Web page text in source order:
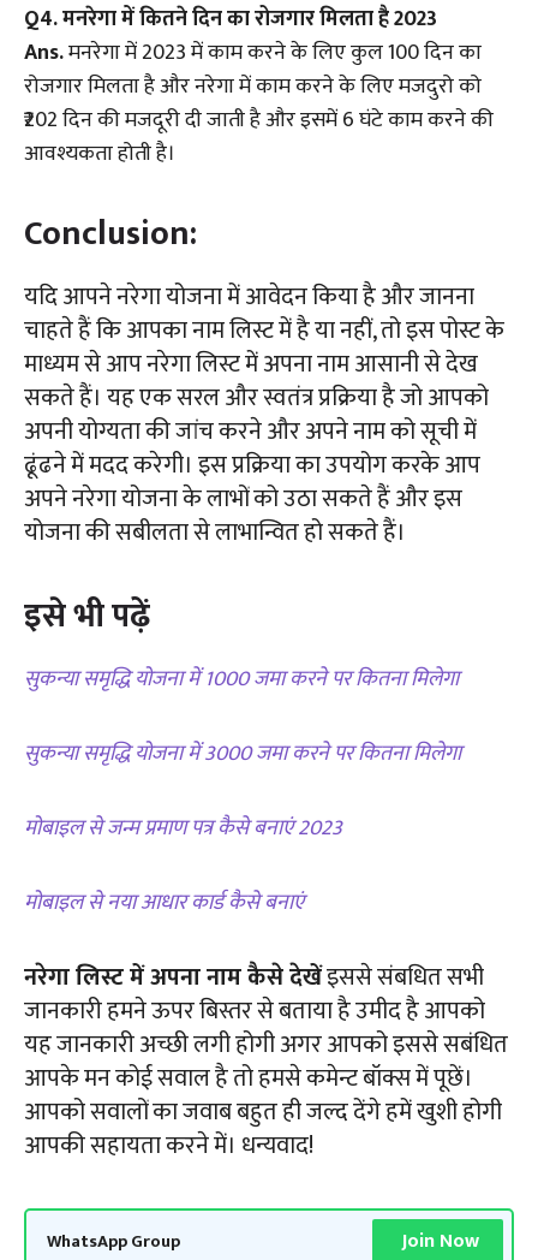
Q4. मनरेगा में कितने दिन का रोजगार मिलता है 2023
Ans.मनरेगा में 2023 में काम करने के लिए कुल 100 दिन का
रोजगार मिलता है और नरेगा में काम करने के लिए मजदुरो को
₹202 दिन की मजदूरी दी जाती है और इसमें 6 घंटे काम करने की
आवश्यकता होती है।
Conclusion:
यदि आपने नरेगा योजना में आवेदन किया है और जानना
चाहते हैं कि आपका नाम लिस्ट में है या नहीं, तो इस पोस्ट के
माध्यम से आप नरेगा लिस्ट में अपना नाम आसानी से देख
सकते हैं। यह एक सरल और स्वतंत्र प्रक्रिया है जो आपको
अपनी योग्यता की जांच करने और अपने नाम को सूची में
ढूंढने में मदद करेगी। इस प्रक्रिया का उपयोग करके आप
अपने नरेगा योजना के लाभों को उठा सकते हैं और इस
योजना की सबीलता से लाभान्वित हो सकते हैं।
इसे भी पढ़ें
सुकन्या समृद्धि योजना में 1000 जमा करने पर कितना मिलेगा
सुकन्या समृद्धि योजना में 3000 जमा करने पर कितना मिलेगा
मोबाइल से जन्म प्रमाण पत्र कैसे बनाएं 2023
मोबाइल से नया आधार कार्ड कैसे बनाएं
नरेगा लिस्ट में अपना नाम कैसे देखेंइससे संबधित सभी
जानकारी हमने ऊपर बिस्तर से बताया है उमीद है आपको
यह जानकारी अच्छी लगी होगी अगर आपको इससे सबंधित
आपके मन कोई सवाल है तो हमसे कमेन्ट बॉक्स में पूछें।
आपको सवालों का जवाब बहुत ही जल्द देंगे हमें खुशी होगी
आपकी सहायता करने में। धन्यवाद!
WhatsApp Group Join Now